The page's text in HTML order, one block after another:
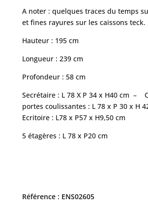
A noter : quelques traces du temps
et fines rayures sur les caissons teck.
Hauteur : 195 cm
Longueur : 239 cm
Profondeur : 58 cm
Secrétaire : L 78 X P 34 x H40 cm –
portes coulissantes : L 78 x P 30 x H
Ecritoire : L78 x P57 x H9,50 cm
5 étagères : L 78 x P20 cm
Référence : ENS02605